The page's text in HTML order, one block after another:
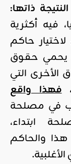
ذاتها:
فيه أكثرية
حاكم
يحمي حقوق
الأخرى التي
فهذا واقع
في مصلحة
ابتداء،
والحاكم